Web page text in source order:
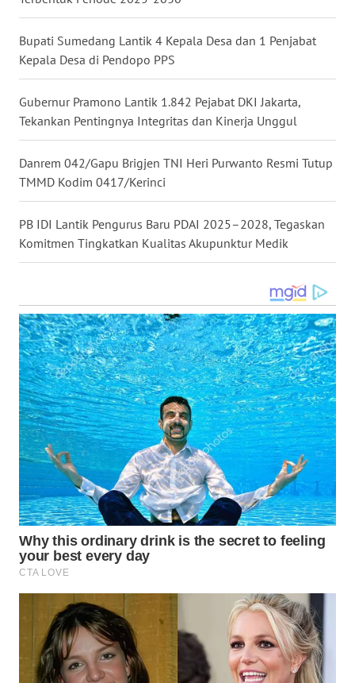
Bupati Sumedang Lantik 4 Kepala Desa dan 1 Penjabat
Kepala Desa di Pendopo PPS
Gubernur Pramono Lantik 1.842 Pejabat DKI Jakarta,
Tekankan Pentingnya Integritas dan Kinerja Unggul
Danrem 042/Gapu Brigjen TNI Heri Purwanto Resmi Tutup
TMMD Kodim 0417/Kerinci
PB IDI Lantik Pengurus Baru PDAI 2025–2028, Tegaskan
Komitmen Tingkatkan Kualitas Akupunktur Medik
WN
KALTENG
WN
KALTARA
WN
KALSEL
WN
WN
GORONTALO
WN
SULUT
WN
MALUKU
WN
MALUT
WN
WN
DANAU
TOBA